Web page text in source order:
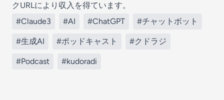
クURLにより収入を得ています。⁠⁠⁠⁠⁠⁠⁠⁠
#Claude3
#AI #ChatGPT #チャットボット
#生成AI #ポッドキャスト #クドラジ
#Podcast #kudoradi